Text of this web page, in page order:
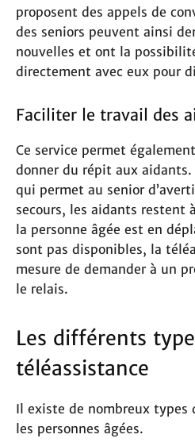
proposent des appels de
des seniors peuvent ainsi
nouvelles et ont la
directement avec eux pour
Faciliter le travail des
Ce service permet
donner du répit aux aidants.
qui permet au senior
secours, les aidants restent
la personne âgée est en
sont pas disponibles, la
mesure de demander à un
le relais.
Les différents
téléassistance
Il existe de nombreux types
les personnes âgées.